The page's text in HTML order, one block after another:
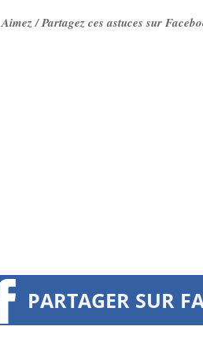
Aimez / Partagez ces astuces sur
PARTAGER SUR